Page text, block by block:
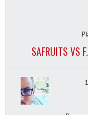
SAFRUITS VS